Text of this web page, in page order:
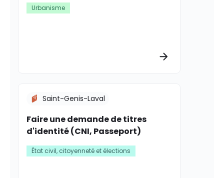
Urbanisme
Faire une demande de titres
d'identité (CNI, Passeport)
Saint-Genis-Laval
État civil, citoyenneté et élections